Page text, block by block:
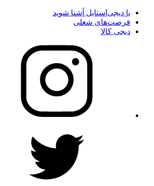
با دیجی‌استایل آشنا شوید
فرصت‌های شغلی
دیجی کالا